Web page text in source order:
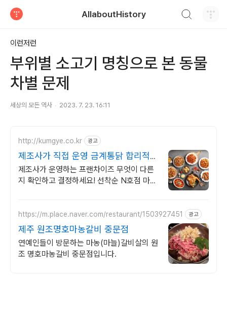
AllaboutHistory
이런저런
부위별 소고기 명칭으로 본 동물
차별 문제
세상의 모든 역사 2023. 7. 23. 16:11
http://kumgye.co.kr 광고
제조사가 직접 운영 금계통닭 합리적
창업 비용 0원창업!
제조사가 운영하는 프랜차이즈 무엇이 다른
지 확인하고 결정하세요! 선착순 N호점 마케
https://m.place.naver.com/restaurant/1503927451 광고
제주 원조명호마농갈비 중문점
연예인들이 방문하는 마농(마늘)갈비살의 원
조 명호마농갈비 중문점입니다.